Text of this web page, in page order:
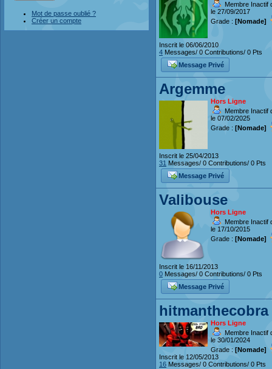
Mot de passe oublié ?
Créer un compte
Membre Inactif
le 27/09/2017
Grade : [Nomade]
Inscrit le 06/06/2010
4 Messages/ 0 Contributions/ 0 Pts
Message Privé
Argemme
Hors Ligne
Membre Inactif
le 07/02/2025
Grade : [Nomade]
Inscrit le 25/04/2013
31 Messages/ 0 Contributions/ 0 Pts
Message Privé
Valibouse
Hors Ligne
Membre Inactif
le 17/10/2015
Grade : [Nomade]
Inscrit le 16/11/2013
0 Messages/ 0 Contributions/ 0 Pts
Message Privé
hitmanthecobra
Hors Ligne
Membre Inactif
le 30/01/2024
Grade : [Nomade]
Inscrit le 12/05/2013
16 Messages/ 0 Contributions/ 0 Pts